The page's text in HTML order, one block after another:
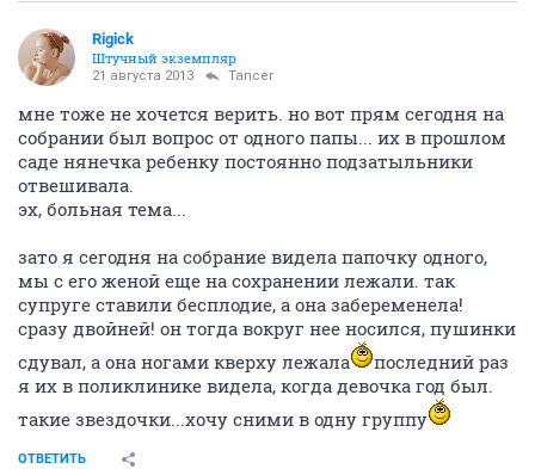
Rigick
Штучный экземпляр
21 августа 2013 Tancer
мне тоже не хочется верить. но вот прям сегодня на
собрании был вопрос от одного папы... их в прошлом
саде нянечка ребенку постоянно подзатыльники
отвешивала.
эх, больная тема...
зато я сегодня на собрание видела папочку одного,
мы с его женой еще на сохранении лежали. так
супруге ставили бесплодие, а она забеременела!
сразу двойней! он тогда вокруг нее носился, пушинки
сдувал, а она ногами кверху лежала
последний раз
я их в поликлинике видела, когда девочка год был.
такие звездочки...хочу сними в одну группу
ОТВЕТИТЬ